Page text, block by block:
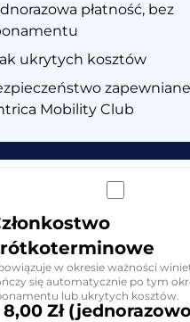
płatność, bez
ukrytych kosztów
Mobility Club
w okresie ważności
się automatycznie po tym
lub ukrytych kosztów.
8,00 Zł